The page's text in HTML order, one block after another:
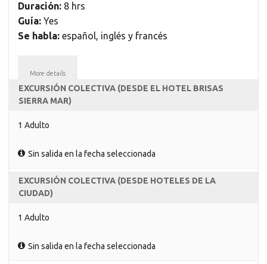
Duración: 8 hrs
Guía: Yes
Se habla: español, inglés y francés
More details
EXCURSIÓN COLECTIVA (DESDE EL HOTEL BRISAS
SIERRA MAR)
1 Adulto
Sin salida en la fecha seleccionada
EXCURSIÓN COLECTIVA (DESDE HOTELES DE LA
CIUDAD)
1 Adulto
Sin salida en la fecha seleccionada